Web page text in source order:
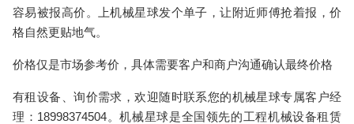
容易被报高价。上机械星球发个单子，让附近师傅抢着报，价
格自然更贴地气。
价格仅是市场参考价，具体需要客户和商户沟通确认最终价格
有租设备、询价需求，欢迎随时联系您的机械星球专属客户经
理：18998374504。机械星球是全国领先的工程机械设备租赁